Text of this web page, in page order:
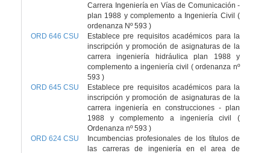
Carrera Ingeniería en Vías de Comunicación -
plan 1988 y complemento a Ingeniería Civil (
ordenanza Nº 593 )
ORD 646 CSU
Establece pre requisitos académicos para la
inscripción y promoción de asignaturas de la
carrera ingeniería hidráulica plan 1988 y
complemento a ingeniería civil ( ordenanza nº
593 )
ORD 645 CSU
Establece pre requisitos académicos para la
inscripción y promoción de asignaturas de la
carrera ingeniería en construcciones - plan
1988 y complemento a ingeniería civil (
Ordenanza nº 593 )
ORD 624 CSU
Incumbencias profesionales de los títulos de
las carreras de ingeniería en el area de